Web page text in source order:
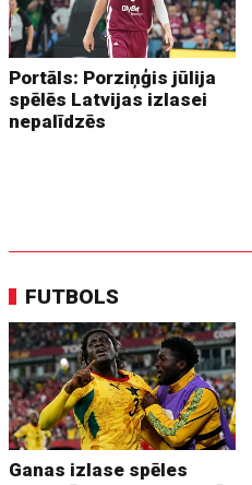
Portāls: Porziņģis jūlija
spēlēs Latvijas izlasei
nepalīdzēs
FUTBOLS
Ganas izlase spēles